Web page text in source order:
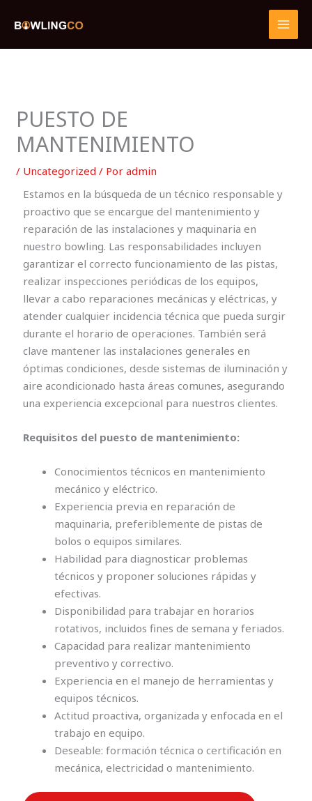
PUESTO DE
MANTENIMIENTO
/ Uncategorized / Poradmin
Estamos en la búsqueda de un técnico responsable y
proactivo que se encargue del mantenimiento y
reparación de las instalaciones y maquinaria en
nuestro bowling. Las responsabilidades incluyen
garantizar el correcto funcionamiento de las pistas,
realizar inspecciones periódicas de los equipos,
llevar a cabo reparaciones mecánicas y eléctricas, y
atender cualquier incidencia técnica que pueda surgir
durante el horario de operaciones. También será
clave mantener las instalaciones generales en
óptimas condiciones, desde sistemas de iluminación y
aire acondicionado hasta áreas comunes, asegurando
una experiencia excepcional para nuestros clientes.
Requisitos del puesto de mantenimiento:
Conocimientos técnicos en mantenimiento
mecánico y eléctrico.
Experiencia previa en reparación de
maquinaria, preferiblemente de pistas de
bolos o equipos similares.
Habilidad para diagnosticar problemas
técnicos y proponer soluciones rápidas y
efectivas.
Disponibilidad para trabajar en horarios
rotativos, incluidos fines de semana y feriados.
Capacidad para realizar mantenimiento
preventivo y correctivo.
Experiencia en el manejo de herramientas y
equipos técnicos.
Actitud proactiva, organizada y enfocada en el
trabajo en equipo.
Deseable: formación técnica o certificación en
mecánica, electricidad o mantenimiento.